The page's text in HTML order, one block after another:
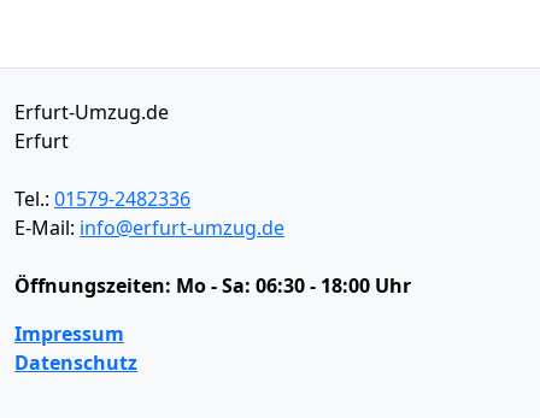
Erfurt-Umzug.de
Erfurt
Tel.: 01579-2482336
E-Mail: info@erfurt-umzug.de
Öffnungszeiten: Mo - Sa: 06:30 - 18:00 Uhr
Impressum
Datenschutz